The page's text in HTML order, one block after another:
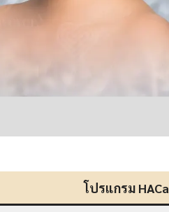
โปรแกรม HACa